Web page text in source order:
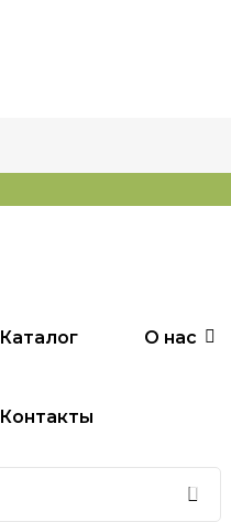
Каталог О нас
Контакты